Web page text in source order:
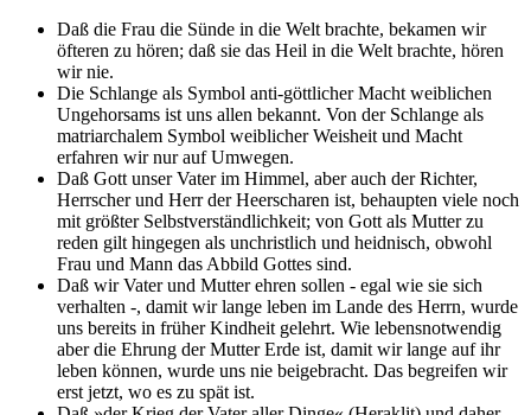
Daß die Frau die Sünde in die Welt brachte, bekamen wir
öfteren zu hören; daß sie das Heil in die Welt brachte, hören
wir nie.
Die Schlange als Symbol anti-göttlicher Macht weiblichen
Ungehorsams ist uns allen bekannt. Von der Schlange als
matriarchalem Symbol weiblicher Weisheit und Macht
erfahren wir nur auf Umwegen.
Daß Gott unser Vater im Himmel, aber auch der Richter,
Herrscher und Herr der Heerscharen ist, behaupten viele noch
mit größter Selbstverständlichkeit; von Gott als Mutter zu
reden gilt hingegen als unchristlich und heidnisch, obwohl
Frau und Mann das Abbild Gottes sind.
Daß wir Vater und Mutter ehren sollen - egal wie sie sich
verhalten -, damit wir lange leben im Lande des Herrn, wurde
uns bereits in früher Kindheit gelehrt. Wie lebensnotwendig
aber die Ehrung der Mutter Erde ist, damit wir lange auf ihr
leben können, wurde uns nie beigebracht. Das begreifen wir
erst jetzt, wo es zu spät ist.